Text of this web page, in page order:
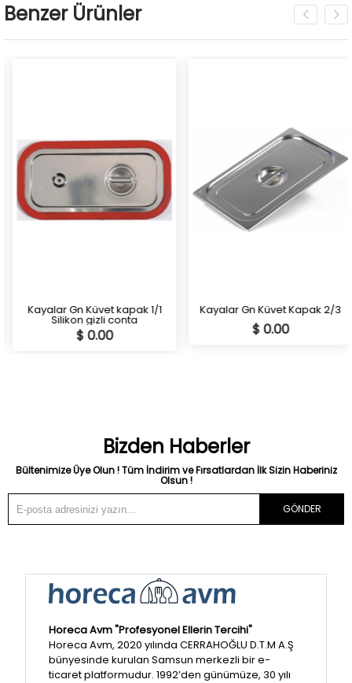
Benzer Ürünler
Kayalar Gn Küvet kapak 1/1
Silikon gizli conta
$ 0.00
Kayalar Gn Küvet Kapak 2/3
$ 0.00
Bizden Haberler
Bültenimize Üye Olun ! Tüm İndirim ve Fırsatlardan İlk Sizin Haberiniz
Olsun !
GÖNDER
Horeca Avm "Profesyonel Ellerin Tercihi"
Horeca Avm, 2020 yılında CERRAHOĞLU D.T.M A.Ş
bünyesinde kurulan Samsun merkezli bir e-
ticaret platformudur. 1992’den günümüze, 30 yılı